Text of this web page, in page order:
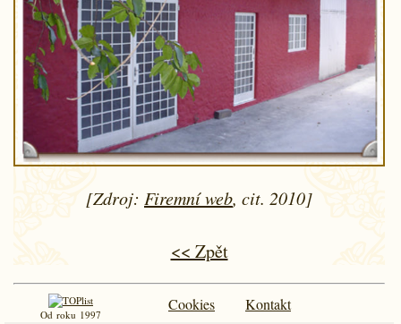
[Zdroj: Firemní web, cit. 2010]
<< Zpět
Od roku 1997
Cookies Kontakt